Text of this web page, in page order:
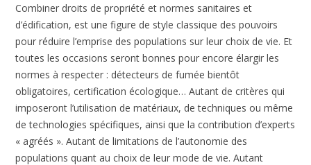
Combiner droits de propriété et normes sanitaires et
d’édification, est une figure de style classique des pouvoirs
pour réduire l’emprise des populations sur leur choix de vie. Et
toutes les occasions seront bonnes pour encore élargir les
normes à respecter : détecteurs de fumée bientôt
obligatoires, certification écologique… Autant de critères qui
imposeront l’utilisation de matériaux, de techniques ou même
de technologies spécifiques, ainsi que la contribution d’experts
« agréés ». Autant de limitations de l’autonomie des
populations quant au choix de leur mode de vie. Autant